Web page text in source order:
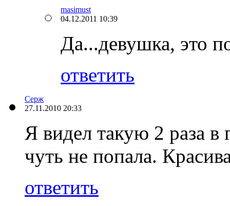
masimust
04.12.2011 10:39
Да...девушка, это
ответить
Серж
27.11.2010 20:33
Я видел такую 2 раза в
чуть не попала.
ответить